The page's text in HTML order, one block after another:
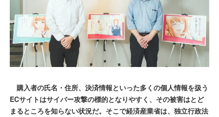
購入者の氏名・住所、決済情報といった多くの個人情報を扱う
ECサイトはサイバー攻撃の標的となりやすく、その被害はとど
まるところを知らない状況だ。そこで経済産業省は、独立行政法